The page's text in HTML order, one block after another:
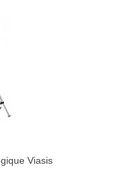
Viasis